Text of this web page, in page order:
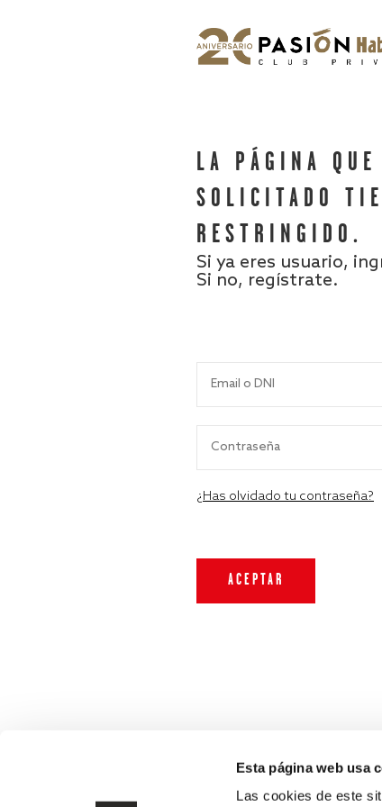
Esta página web usa
Las cookies de este
LA PÁGINA QUE
SOLICITADO
RESTRINGIDO.
Si ya eres usuario,
Si no, regístrate.
¿Has olvidado tu contraseña?